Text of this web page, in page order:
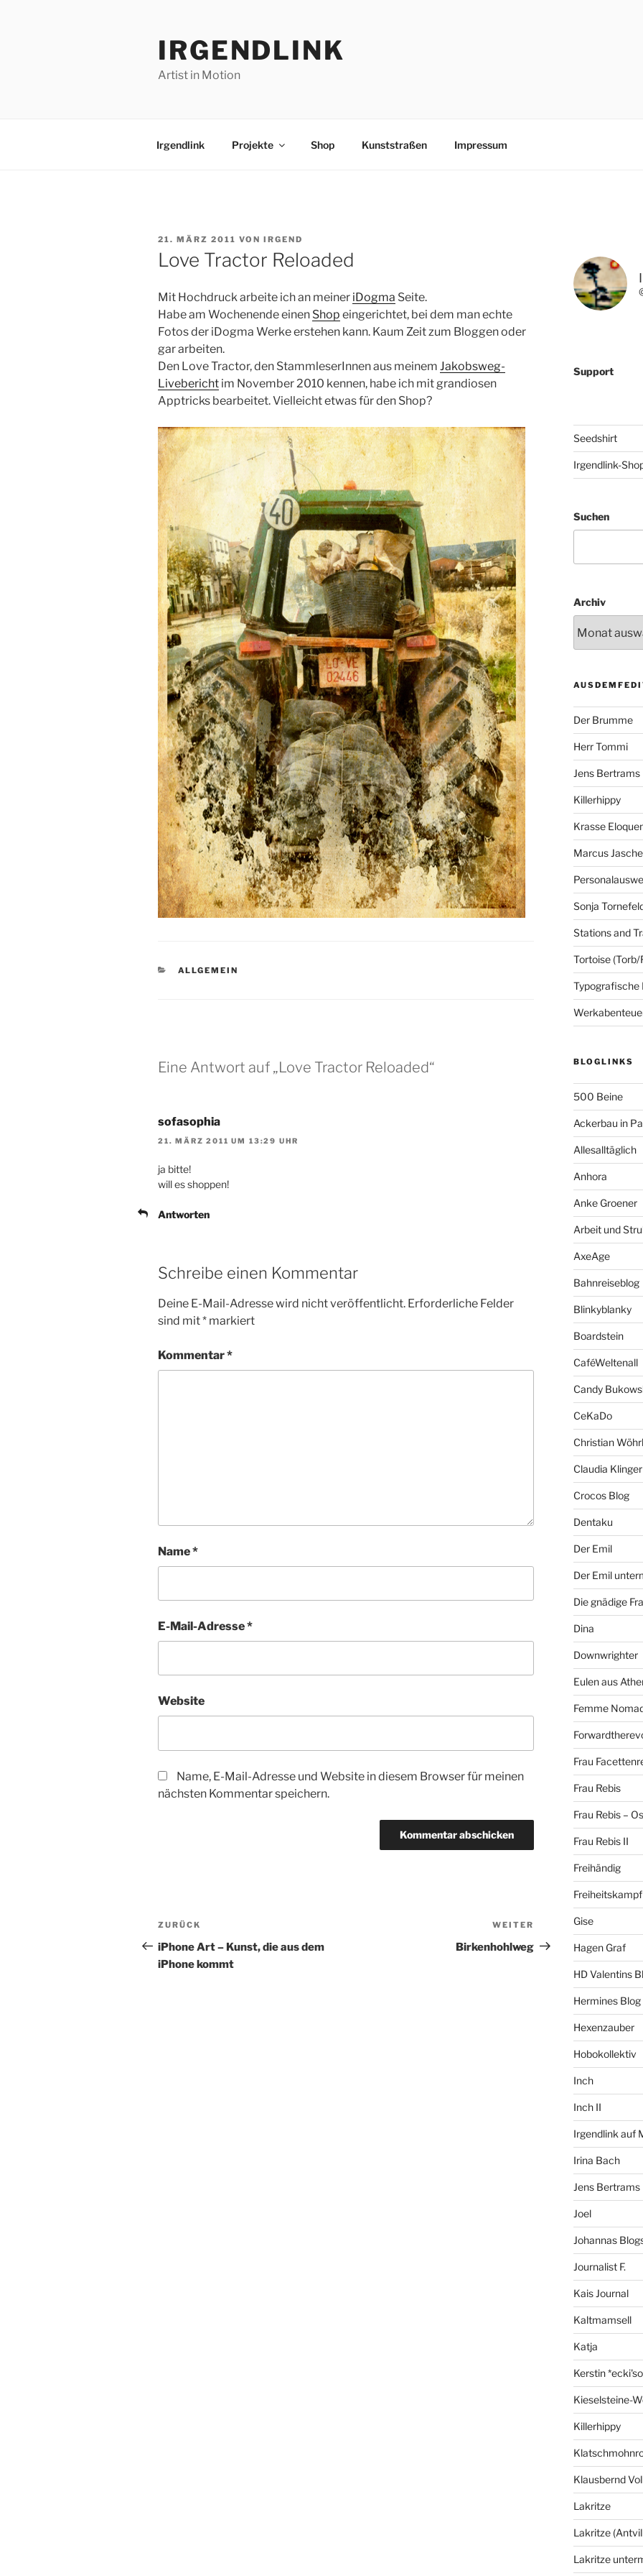
IRGENDLINK
Artist in Motion
Irgendlink Projekte Shop Kunststraßen Impressum
VERÖFFENTLICHT
AM
21. MÄRZ 2011 VON IRGEND
Love Tractor Reloaded
Mit Hochdruck arbeite ich an meiner iDogma Seite.
Habe am Wochenende einen Shop eingerichtet, bei dem man echte
Fotos der iDogma Werke erstehen kann. Kaum Zeit zum Bloggen oder
gar arbeiten.
Den Love Tractor, den StammleserInnen aus meinem Jakobsweg-
Livebericht im November 2010 kennen, habe ich mit grandiosen
Apptricks bearbeitet. Vielleicht etwas für den Shop?
KATEGORIEN
ALLGEMEIN
Eine Antwort auf „Love Tractor Reloaded“
sofasophia
21. MÄRZ 2011 UM 13:29 UHR
ja bitte!
will es shoppen!
Antworten
Schreibe einen Kommentar
Deine E-Mail-Adresse wird nicht veröffentlicht. Erforderliche Felder
sind mit* markiert
Kommentar*
Name*
E-Mail-Adresse*
Website
Name, E-Mail-Adresse und Website in diesem Browser für meinen
nächsten Kommentar speichern.
Beitragsnavigation
Vorheriger
Beitrag
ZURÜCK
iPhone Art – Kunst, die aus dem
iPhone kommt
Nächster
Beitrag
WEITER
Birkenhohlweg
Support
Seedshirt
Irgendlink-
Suchen
Archiv
Der Brumme
Herr Tommi
Jens Bertrams
Killerhippy
Krasse
Marcus
Sonja
Stations and
Tortoise (Torb/
Typografische
BLOGLINKS
500 Beine
Ackerbau in
Allesalltäglich
Anhora
Anke Groener
Arbeit und
AxeAge
Bahnreiseblog
Blinkyblanky
Boardstein
CaféWeltenall
Candy
CeKaDo
Christian Wöhrl
Claudia Klinger
Crocos Blog
Dentaku
Der Emil
Der Emil
Die gnädige
Dina
Downwrighter
Eulen aus
Femme
Frau
Frau Rebis
Frau Rebis –
Frau Rebis II
Freihändig
Freiheitskampf
Gise
Hagen Graf
HD Valentins
Hermines Blog
Hexenzauber
Hobokollektiv
Inch
Inch II
Irgendlink auf
Irina Bach
Jens Bertrams
Joel
Johannas
Journalist F.
Kais Journal
Kaltmamsell
Katja
Kerstin
Kieselsteine-
Killerhippy
Klausbernd
Lakritze
Lakritze
Lakritze